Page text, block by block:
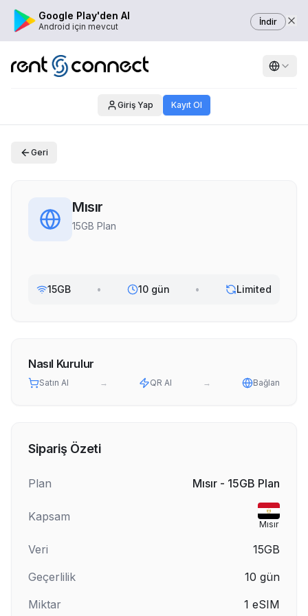
Google Play'den Al
Android için mevcut İndir
Giriş Yap Kayıt Ol
Geri
Mısır
15GB Plan
15GB • 10 gün • Limited
Nasıl Kurulur
Satın Al → QR Al → Bağlan
Sipariş Özeti
Plan Mısır - 15GB Plan
Kapsam
Mısır
Veri
15GB
Geçerlilik
10 gün
Miktar
1 eSIM